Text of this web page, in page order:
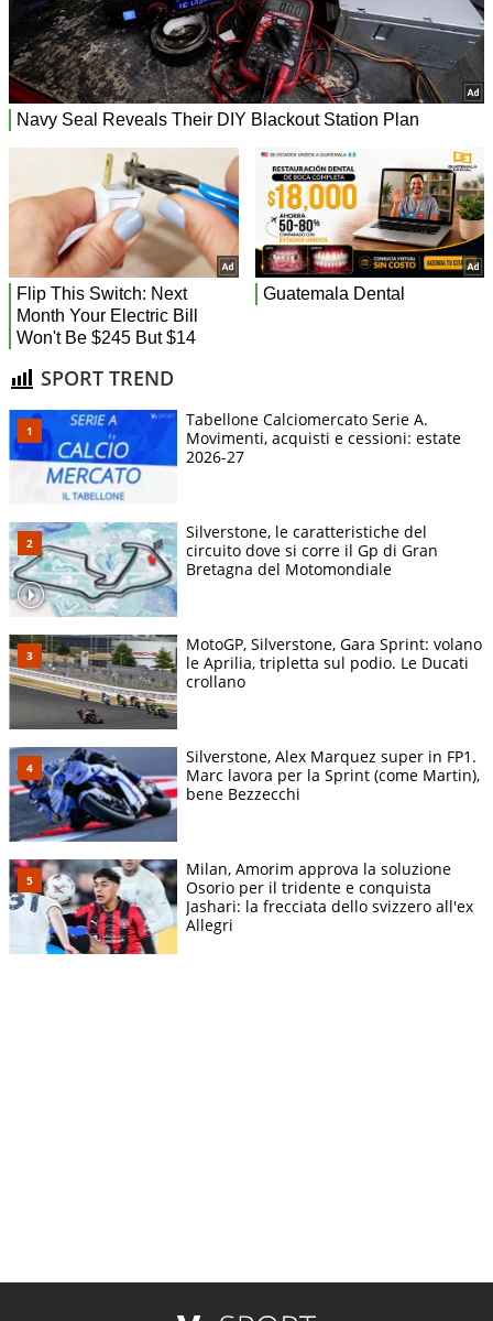
SPORT TREND
Tabellone Calciomercato Serie A.
Movimenti, acquisti e cessioni: estate
2026-27
Silverstone, le caratteristiche del
circuito dove si corre il Gp di Gran
Bretagna del Motomondiale
MotoGP, Silverstone, Gara Sprint: volano
le Aprilia, tripletta sul podio. Le Ducati
crollano
Silverstone, Alex Marquez super in FP1.
Marc lavora per la Sprint (come Martin),
bene Bezzecchi
Milan, Amorim approva la soluzione
Osorio per il tridente e conquista
Jashari: la frecciata dello svizzero all'ex
Allegri